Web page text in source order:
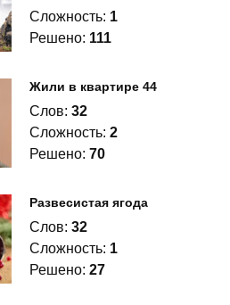
Сложность: 1
Решено: 111
Жили в квартире 44
Слов: 32
Сложность: 2
Решено: 70
Развесистая ягода
Слов: 32
Сложность: 1
Решено: 27